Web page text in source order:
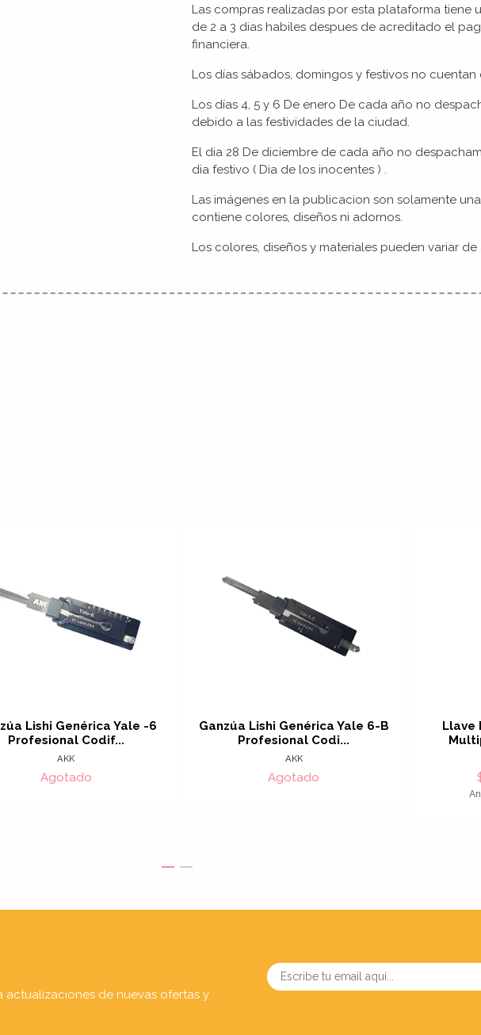
Las compras realizadas por esta plataforma tiene
de 2 a 3 dias habiles despues de acreditado el
financiera.
Los días sábados, domingos y festivos no
Los días 4, 5 y 6 De enero De cada año no
debido a las festividades de la ciudad.
El dia 28 De diciembre de cada año no
dia festivo ( Dia de los inocentes ) .
Las imágenes en la publicacion son solamente
contiene colores, diseños ni adornos.
Los colores, diseños y materiales pueden variar
Lishi Genérica Yale -6
Profesional Codif...
AKK
Agotado
Ganzúa Lishi Genérica Yale 6-B
Profesional Codi...
AKK
Agotado
Llave
de nuevas ofertas y